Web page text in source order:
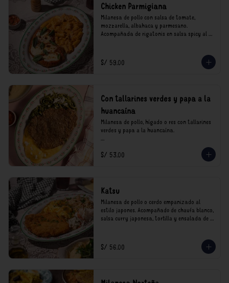
Chicken Parmigiana
Milanesa de pollo con salsa de tomate,
mozzarella, albahaca y parmesano.
Acompañada de rigatonis en salsa spicy al
*Nuestros precios están expresados en soles e
incluyen impuestos de ley y recargo al
S/ 59.00
Con tallarines verdes y papa a la
huancaína
Milanesa de pollo, hígado o res con tallarines
verdes y papa a la huancaína.
*Nuestros precios están expresados en soles e
incluyen impuestos de ley y recargo al
S/ 53.00
Katsu
Milanesa de pollo o cerdo empanizado al
estilo japones. Acompañado de chaufa blanco,
salsa curry japonesa, tortilla y ensalada de
*Nuestros precios están expresados en soles e
incluyen impuestos de ley y recargo al
S/ 56.00